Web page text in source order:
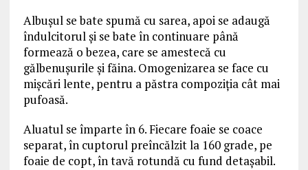
Albușul se bate spumă cu sarea, apoi se adaugă
îndulcitorul și se bate în continuare până
formează o bezea, care se amestecă cu
gălbenușurile și făina. Omogenizarea se face cu
mișcări lente, pentru a păstra compoziția cât mai
pufoasă.
Aluatul se împarte în 6. Fiecare foaie se coace
separat, în cuptorul preîncălzit la 160 grade, pe
foaie de copt, în tavă rotundă cu fund detașabil.